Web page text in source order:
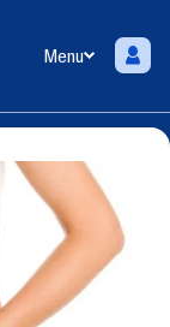
Menu